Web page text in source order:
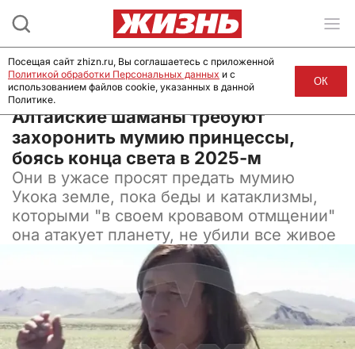
28 ноября 2024, 08:00
Алтайские шаманы требуют
захоронить мумию принцессы,
боясь конца света в 2025-м
Они в ужасе просят предать мумию
Укока земле, пока беды и катаклизмы,
которыми "в своем кровавом отмщении"
она атакует планету, не убили все живое
Посещая сайт zhizn.ru, Вы соглашаетесь с приложенной
Политикой обработки Персональных данных и с
использованием файлов cookie, указанных в данной
Политике.
ОК